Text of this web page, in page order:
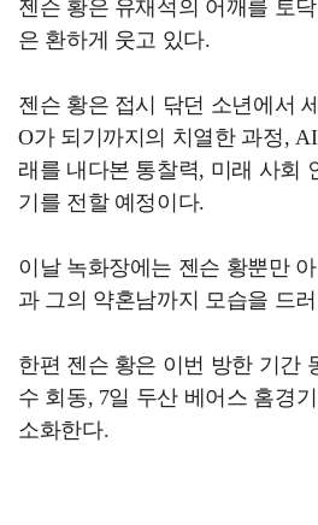
젠슨 황은 유재석의 어깨를 토
은 환하게 웃고 있다.
젠슨 황은 접시 닦던 소년에서
O가 되기까지의 치열한 과정,
래를 내다본 통찰력, 미래 사회
기를 전할 예정이다.
이날 녹화장에는 젠슨 황뿐만
과 그의 약혼남까지 모습을 드
한편 젠슨 황은 이번 방한 기간
수 회동, 7일 두산 베어스 홈경
소화한다.